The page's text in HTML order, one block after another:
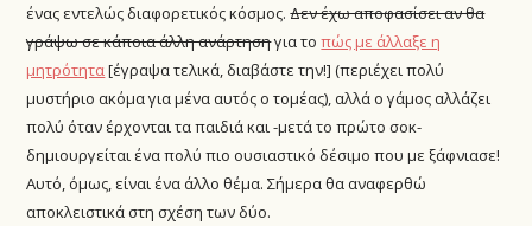
ένας εντελώς διαφορετικός κόσμος.Δεν έχω αποφασίσει αν θα
γράψω σε κάποια άλλη ανάρτησηγια τοπώς με άλλαξε η
μητρότητα[έγραψα τελικά, διαβάστε την!] (περιέχει πολύ
μυστήριο ακόμα για μένα αυτός ο τομέας), αλλά ο γάμος αλλάζει
πολύ όταν έρχονται τα παιδιά και -μετά το πρώτο σοκ-
δημιουργείται ένα πολύ πιο ουσιαστικό δέσιμο που με ξάφνιασε!
Αυτό, όμως, είναι ένα άλλο θέμα. Σήμερα θα αναφερθώ
αποκλειστικά στη σχέση των δύο.